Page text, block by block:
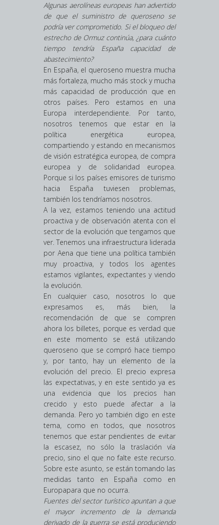
Algunas aerolíneas europeas han advertido
de que el suministro de queroseno se
podría ver comprometido. Si el bloqueo del
estrecho de Ormuz continúa, ¿para cuánto
tiempo tendría España capacidad de
abastecimiento?
En España, el queroseno muestra mucha
más fortaleza, mucho más stock y mucha
más capacidad de producción que en
otros países. Pero estamos en una
Europa interdependiente. Por tanto,
nosotros tenemos que estar en la
política energética europea,
compartiendo y estando en mecanismos
de visión estratégica europea, de compra
europea y de solidaridad europea.
Porque si los países emisores de turismo
hacia España tuviesen problemas,
también los tendríamos nosotros.
A la vez, estamos teniendo una actitud
proactiva y de observación atenta con el
sector de la evolución que tengamos que
ver. Tenemos una infraestructura liderada
por Aena que tiene una política también
muy proactiva, y todos los agentes
estamos vigilantes, expectantes y viendo
la evolución.
En cualquier caso, nosotros lo que
expresamos es, más bien, la
recomendación de que se compren
ahora los billetes, porque es verdad que
en este momento se está utilizando
queroseno que se compró hace tiempo
y, por tanto, hay un elemento de la
evolución del precio. El precio expresa
las expectativas, y en este sentido ya es
una evidencia que los precios han
crecido y esto puede afectar a la
demanda. Pero yo también digo en este
tema, como en todos, que nosotros
tenemos que estar pendientes de evitar
la escasez, no sólo la traslación vía
precio, sino el que no falte este recurso.
Sobre este asunto, se están tomando las
medidas tanto en España como en
Europapara que no ocurra.
Fuentes del sector turístico apuntan a que
el mayor incremento de la demanda
derivado de la guerra se está produciendo